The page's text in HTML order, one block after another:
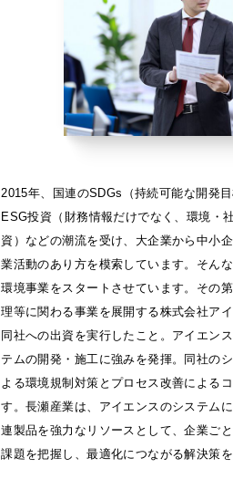
2015年、国連のSDGs（持続可能な開発
ESG投資（財務情報だけでなく、環境・
資）などの潮流を受け、大企業から中小
業活動のあり方を模索しています。そん
環境事業をスタートさせています。その
理等に関わる事業を展開する株式会社アイ
同社への出資を実行したこと。アイエン
テムの開発・施工に強みを発揮。同社の
よる環境規制対策とプロセス改善による
す。長瀬産業は、アイエンスのシステム
連製品を強力なリソースとして、企業ご
課題を把握し、最適化につながる解決策を